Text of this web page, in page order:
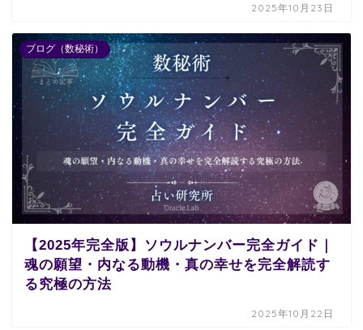
2025年10月23日
ブログ（数秘術）
【2025年完全版】ソウルナンバー完全ガイド｜
魂の願望・内なる動機・真の幸せを完全解読す
る究極の方法
2025年10月22日